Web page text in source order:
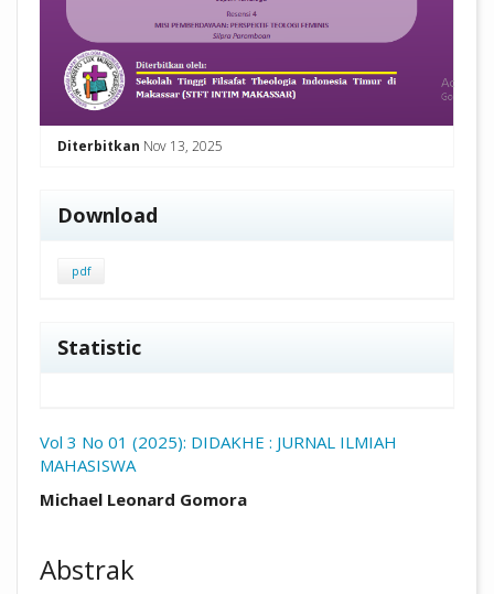
Diterbitkan Nov 13, 2025
Download
pdf
Statistic
Vol 3 No 01 (2025): DIDAKHE : JURNAL ILMIAH
MAHASISWA
Michael Leonard Gomora
Abstrak